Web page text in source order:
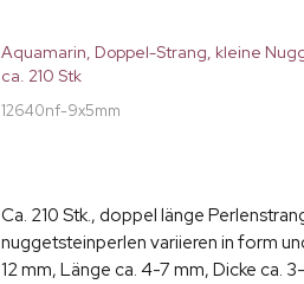
Aquamarin, Doppel-Strang, kleine
ca. 210 Stk
12640nf-9x5mm
Ca. 210 Stk., doppel länge
nuggetsteinperlen variieren in form
12 mm, Länge ca. 4-7 mm, Dicke ca.